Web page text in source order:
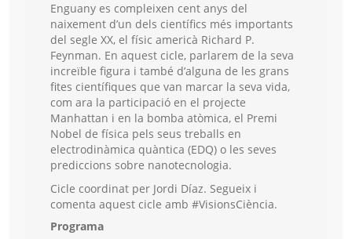
Enguany es compleixen cent anys del
naixement d’un dels científics més importants
del segle XX, el físic americà Richard P.
Feynman. En aquest cicle, parlarem de la seva
increïble figura i també d’alguna de les grans
fites científiques que van marcar la seva vida,
com ara la participació en el projecte
Manhattan i en la bomba atòmica, el Premi
Nobel de física pels seus treballs en
electrodinàmica quàntica (EDQ) o les seves
prediccions sobre nanotecnologia.
Cicle coordinat per Jordi Díaz. Segueix i
comenta aquest cicle amb #VisionsCiència.
Programa